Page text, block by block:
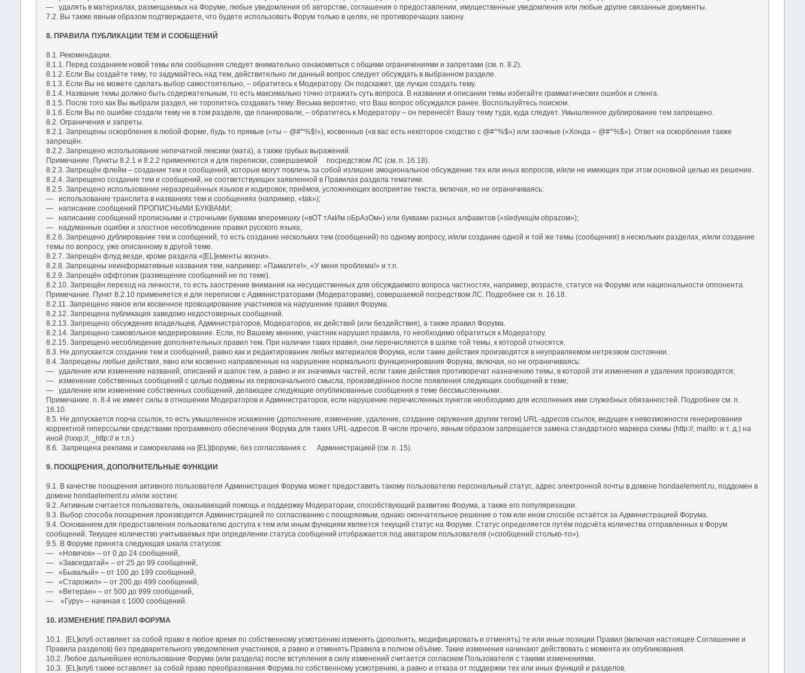
― удалять в материалах, размещаемых на Форуме, любые уведомления об авторстве, соглашения о предоставлении, имущественные уведомления или любые другие связанные документы.
7.2. Вы также явным образом подтверждаете, что будете использовать Форум только в целях, не противоречащих закону.
8. ПРАВИЛА ПУБЛИКАЦИИ ТЕМ И СООБЩЕНИЙ
8.1. Рекомендации.
8.1.1. Перед созданием новой темы или сообщения следует внимательно ознакомиться с общими ограничениями и запретами (см. п. 8.2).
8.1.2. Если Вы создаёте тему, то задумайтесь над тем, действительно ли данный вопрос следует обсуждать в выбранном разделе.
8.1.3. Если Вы не можете сделать выбор самостоятельно, – обратитесь к Модератору. Он подскажет, где лучше создать тему.
8.1.4. Название темы должно быть содержательным, то есть максимально точно отражать суть вопроса. В названии и описании темы избегайте грамматических ошибок и сленга.
8.1.5. После того как Вы выбрали раздел, не торопитесь создавать тему. Весьма вероятно, что Ваш вопрос обсуждался ранее. Воспользуйтесь поиском.
8.1.6. Если Вы по ошибке создали тему не в том разделе, где планировали, – обратитесь к Модератору – он перенесёт Вашу тему туда, куда следует. Умышленное дублирование тем запрещено.
8.2. Ограничения и запреты.
8.2.1. Запрещены оскорбления в любой форме, будь то прямые («ты – @#^%$!»), косвенные («в вас есть некоторое сходство с @#^%$») или заочные («Хонда – @#^%$»). Ответ на оскорбления также
запрещён.
8.2.2. Запрещено использование непечатной лексики (мата), а также грубых выражений.
Примечание. Пункты 8.2.1 и 8.2.2 применяются и для переписки, совершаемой посредством ЛС (см. п. 16.18).
8.2.3. Запрещён флейм – создание тем и сообщений, которые могут повлечь за собой излишне эмоциональное обсуждение тех или иных вопросов, и/или не имеющих при этом основной целью их решение.
8.2.4. Запрещено создание тем и сообщений, не соответствующих заявленной в Правилах раздела тематике.
8.2.5. Запрещено использование неразрешённых языков и кодировок, приёмов, усложняющих восприятие текста, включая, но не ограничиваясь:
― использование транслита в названиях тем и сообщениях (например, «tak»);
― написание сообщений ПРОПИСНЫМИ БУКВАМИ;
― написание сообщений прописными и строчными буквами вперемешку («вОТ тАкИм оБрАзОм») или буквами разных алфавитов («slеdующiм оbраzом»);
― надуманные ошибки и злостное несоблюдение правил русского языка;
8.2.6. Запрещено дублирование тем и сообщений, то есть создание нескольких тем (сообщений) по одному вопросу, и/или создание одной и той же темы (сообщения) в нескольких разделах, и/или создание
темы по вопросу, уже описанному в другой теме.
8.2.7. Запрещён флуд везде, кроме раздела «[EL]ементы жизни».
8.2.8. Запрещены неинформативные названия тем, например: «Памагите!», «У меня проблема!» и т.п.
8.2.9. Запрещён оффтопик (размещение сообщений не по теме).
8.2.10. Запрещён переход на личности, то есть заострение внимания на несущественных для обсуждаемого вопроса частностях, например, возрасте, статусе на Форуме или национальности оппонента.
Примечание. Пункт 8.2.10 применяется и для переписки с Администраторами (Модераторами), совершаемой посредством ЛС. Подробнее см. п. 16.18.
8.2.11. Запрещено явное или косвенное провоцирование участников на нарушение правил Форума.
8.2.12. Запрещена публикация заведомо недостоверных сообщений.
8.2.13. Запрещено обсуждение владельцев, Администраторов, Модераторов, их действий (или бездействия), а также правил Форума.
8.2.14. Запрещено самовольное модерирование. Если, по Вашему мнению, участник нарушил правила, то необходимо обратиться к Модератору.
8.2.15. Запрещено несоблюдение дополнительных правил тем. При наличии таких правил, они перечисляются в шапке той темы, к которой относятся.
8.3. Не допускается создание тем и сообщений, равно как и редактирование любых материалов Форума, если такие действия производятся в неуправляемом нетрезвом состоянии.
8.4. Запрещены любые действия, явно или косвенно направленные на нарушение нормального функционирования Форума, включая, но не ограничиваясь:
― удаление или изменение названий, описаний и шапок тем, а равно и их значимых частей, если такие действия противоречат назначению темы, в которой эти изменения и удаления производятся;
― изменение собственных сообщений с целью подмены их первоначального смысла, произведённое после появления следующих сообщений в теме;
― удаление или изменение собственных сообщений, делающее следующие опубликованные сообщения в теме бессмысленными.
Примечание. п. 8.4 не имеет силы в отношении Модераторов и Администраторов, если нарушение перечисленных пунктов необходимо для исполнения ими служебных обязанностей. Подробнее см. п.
16.10.
8.5. Не допускается порча ссылок, то есть умышленное искажение (дополнение, изменение, удаление, создание окружения другим тегом) URL-адресов ссылок, ведущее к невозможности генерирования
корректной гиперссылки средствами программного обеспечения Форума для таких URL-адресов. В числе прочего, явным образом запрещается замена стандартного маркера схемы (http://, mailto: и т. д.) на
иной (hxxp://, _http:// и т.п.)
8.6. Запрещена реклама и самореклама на [EL]форуме, без согласования с Администрацией (см. п. 15).
9. ПООЩРЕНИЯ, ДОПОЛНИТЕЛЬНЫЕ ФУНКЦИИ
9.1. В качестве поощрения активного пользователя Администрация Форума может предоставить такому пользователю персональный статус, адрес электронной почты в домене hondaelement.ru, поддомен в
домене hondaelement.ru и/или хостинг.
9.2. Активным считается пользователь, оказывающий помощь и поддержку Модераторам, способствующий развитию Форума, а также его популяризации.
9.3. Выбор способа поощрения производится Администрацией по согласованию с поощряемым, однако окончательное решение о том или ином способе остаётся за Администрацией Форума.
9.4. Основанием для предоставления пользователю доступа к тем или иным функциям является текущий статус на Форуме. Статус определяется путём подсчёта количества отправленных в Форум
сообщений. Текущее количество учитываемых при определении статуса сообщений отображается под аватаром пользователя («сообщений столько-то»).
9.5. В Форуме принята следующая шкала статусов:
― «Новичок» – от 0 до 24 сообщений,
― «Завсегдатай» – от 25 до 99 сообщений,
― «Бывалый» – от 100 до 199 сообщений,
― «Старожил» – от 200 до 499 сообщений,
― «Ветеран» – от 500 до 999 сообщений,
― «Гуру» – начиная с 1000 сообщений.
10. ИЗМЕНЕНИЕ ПРАВИЛ ФОРУМА
10.1. [EL]клуб оставляет за собой право в любое время по собственному усмотрению изменять (дополнять, модифицировать и отменять) те или иные позиции Правил (включая настоящее Соглашение и
Правила разделов) без предварительного уведомления участников, а равно и отменять Правила в полном объёме. Такие изменения начинают действовать с момента их опубликования.
10.2. Любое дальнейшее использование Форума (или раздела) после вступления в силу изменений считается согласием Пользователя с такими изменениями.
10.3. [EL]клуб также оставляет за собой право преобразования Форума по собственному усмотрению, а равно и отказа от поддержки тех или иных функций и разделов.